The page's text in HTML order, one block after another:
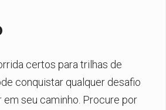
certos para trilhas de
conquistar qualquer desafio
seu caminho. Procure por